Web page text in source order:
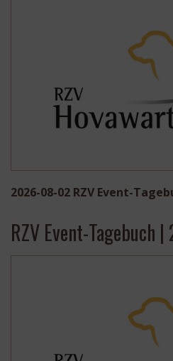
2026-08-02 RZV Event-
RZV Event-Tagebuch